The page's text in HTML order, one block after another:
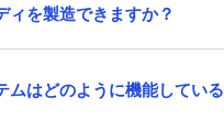
ィを製造できますか？
ムはどのように機能している